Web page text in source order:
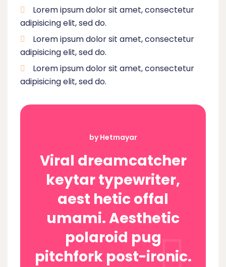
Lorem ipsum dolor sit amet, consectetur
adipisicing elit, sed do.
Lorem ipsum dolor sit amet, consectetur
adipisicing elit, sed do.
Lorem ipsum dolor sit amet, consectetur
adipisicing elit, sed do.
by Hetmayar
Viral dreamcatcher
keytar typewriter,
aest hetic offal
umami. Aesthetic
polaroid pug
pitchfork post-ironic.